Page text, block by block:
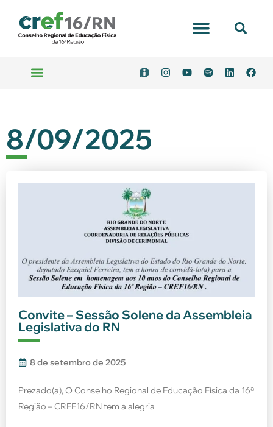
8/09/2025
Convite – Sessão Solene da Assembleia
Legislativa do RN
8 de setembro de 2025
Prezado(a), O Conselho Regional de Educação Física da 16ª
Região – CREF16/RN tem a alegria